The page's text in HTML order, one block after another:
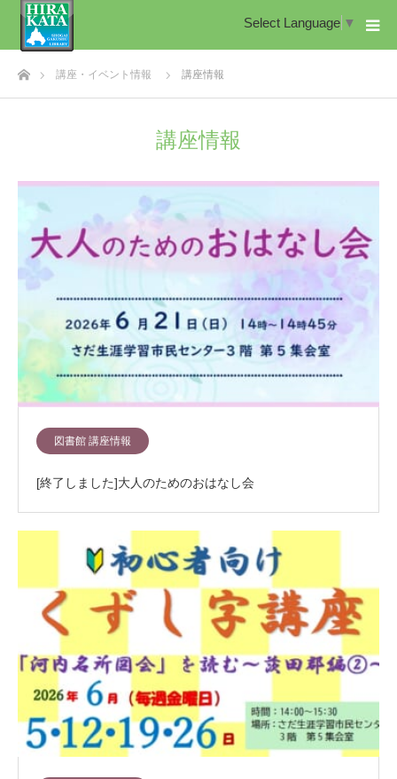
Select Language ▼
ホーム講座・イベント情報 講座情報
講座情報
図書館 講座情報
[終了しました]大人のためのおはなし会